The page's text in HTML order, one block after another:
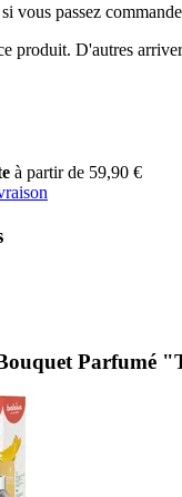
si vous passez
produit. D'autres
à partir de 59,90 €
Parfumé